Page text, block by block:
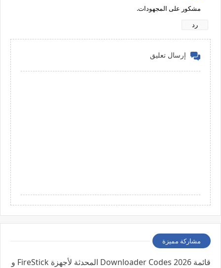
مشكور على المجهودات.
رد
إرسال تعليق
مشاركة مميزة
قائمة 2026 Downloader Codes المحدثة لأجهزة FireStick و